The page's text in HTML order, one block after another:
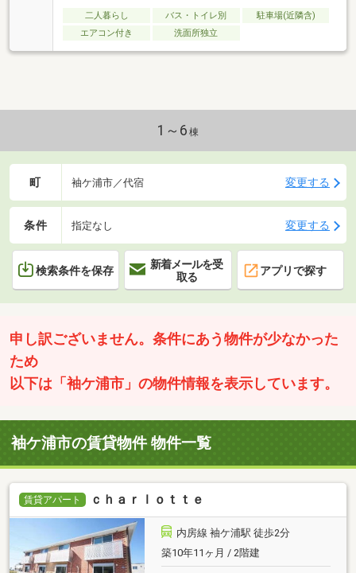
二人暮らし バス・トイレ別
駐車場(近隣含)
エアコン付き
洗面所独立
1～6 棟
町 袖ケ浦市／代宿 変更する
条件 指定なし 変更する
検索条件を保存
新着メールを受
取る
アプリで探す
申し訳ございません。条件にあう物件が少なかった
ため
以下は「袖ケ浦市」の物件情報を表示しています。
袖ケ浦市の賃貸物件 物件一覧
賃貸アパート ｃｈａｒｌｏｔｔｅ
内房線 袖ケ浦駅 徒歩2分
築10年11ヶ月 / 2階建